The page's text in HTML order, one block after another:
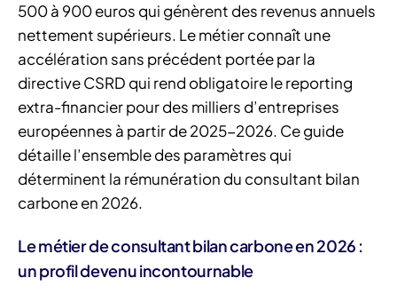
500 à 900 euros qui génèrent des revenus annuels
nettement supérieurs. Le métier connaît une
accélération sans précédent portée par la
directive CSRD qui rend obligatoire le reporting
extra-financier pour des milliers d’entreprises
européennes à partir de 2025-2026. Ce guide
détaille l’ensemble des paramètres qui
déterminent la rémunération du consultant bilan
carbone en 2026.
Le métier de consultant bilan carbone en 2026 :
un profil devenu incontournable